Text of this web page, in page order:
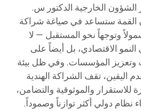
الشؤون الخارجية الدكتور س.
القمة ستساعد في صياغة شراكة
وتوجهاً نحو المستقبل — لا
الاقتصادي، بل أيضاً على
وتعزيز المؤسسات. وفي ظل بيئة
اليقين، تقف الشراكة الهندية
للاستقرار والموثوقية والتضامن،
نظام دولي أكثر توازناً وصموداً.